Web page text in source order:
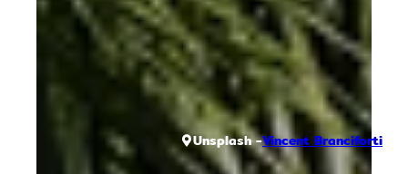
Unsplash -Vincent Branciforti